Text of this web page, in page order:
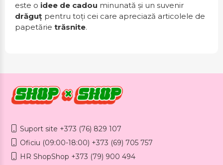
este o idee de cadou minunată și un suvenir
drăguț pentru toți cei care apreciază articolele de
papetărie trăsnite.
Suport site +373 (76) 829 107
Oficiu (09:00-18:00) +373 (69) 705 757
HR ShopShop +373 (79) 900 494